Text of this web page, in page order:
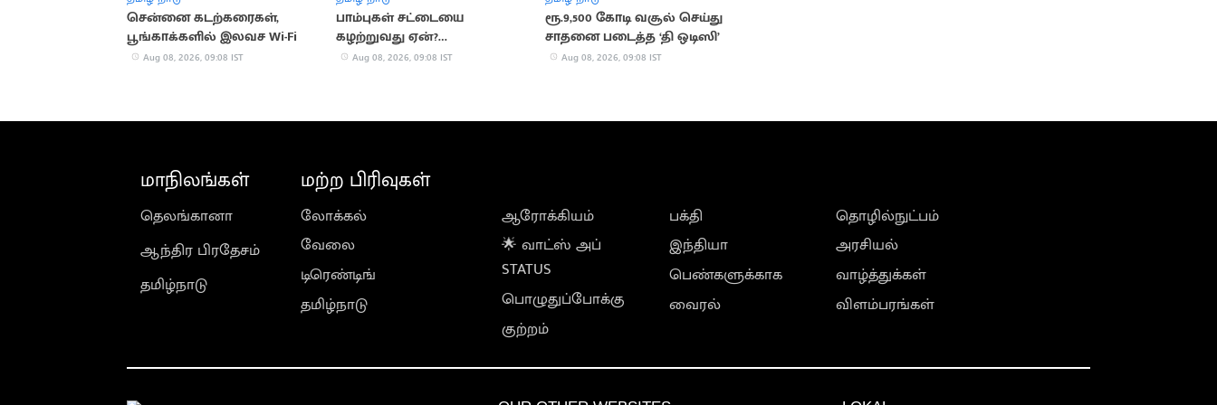
சென்னை கடற்கரைகள்,
பூங்காக்களில் இலவச Wi-Fi
Aug 08, 2026, 09:08 IST
பாம்புகள் சட்டையை
கழற்றுவது ஏன்?
அறிவியல்பூர்வமான
Aug 08, 2026, 09:08 IST
ரூ.9,500 கோடி வசூல் செய்து
சாதனை படைத்த ‘தி ஒடிஸி’
Aug 08, 2026, 09:08 IST
மாநிலங்கள்
தெலங்கானா
ஆந்திர பிரதேசம்
தமிழ்நாடு
மற்ற பிரிவுகள்
லோக்கல்
வேலை
டிரெண்டிங்
தமிழ்நாடு
ஆரோக்கியம்
🌟 வாட்ஸ் அப்
STATUS
பொழுதுப்போக்கு
குற்றம்
பக்தி
இந்தியா
பெண்களுக்காக
வைரல்
தொழில்நுட்பம்
அரசியல்
வாழ்த்துக்கள்
விளம்பரங்கள்